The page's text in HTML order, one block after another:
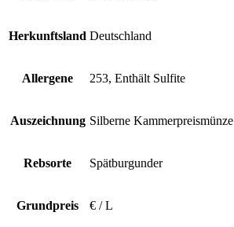
Herkunftsland Deutschland
Allergene 253, Enthält Sulfite
Auszeichnung Silberne Kammerpreismünze
Rebsorte Spätburgunder
Grundpreis € / L